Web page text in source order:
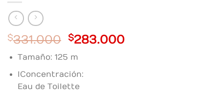
$331.000 Original
was:
$331.000.
$283.000Current
Tamaño: 125 m
lConcentración:
Eau de Toilette